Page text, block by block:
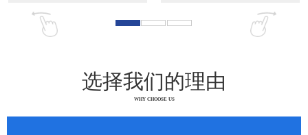
选择我们的理由
WHY CHOOSE US